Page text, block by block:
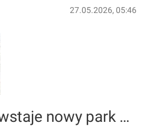
27.05.2026, 05:46
W Krakowie powstaje nowy park handlowy ATUT Kocmyrzowska [FILMY]